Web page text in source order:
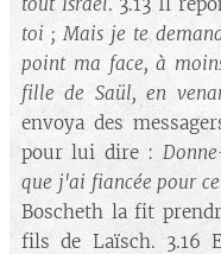
toi ; Mais je te
point ma face, à
fille de Saül, en
envoya des
pour lui dire :
que j'ai fiancée pour
Boscheth la fit
fils de Laïsch. 3.16